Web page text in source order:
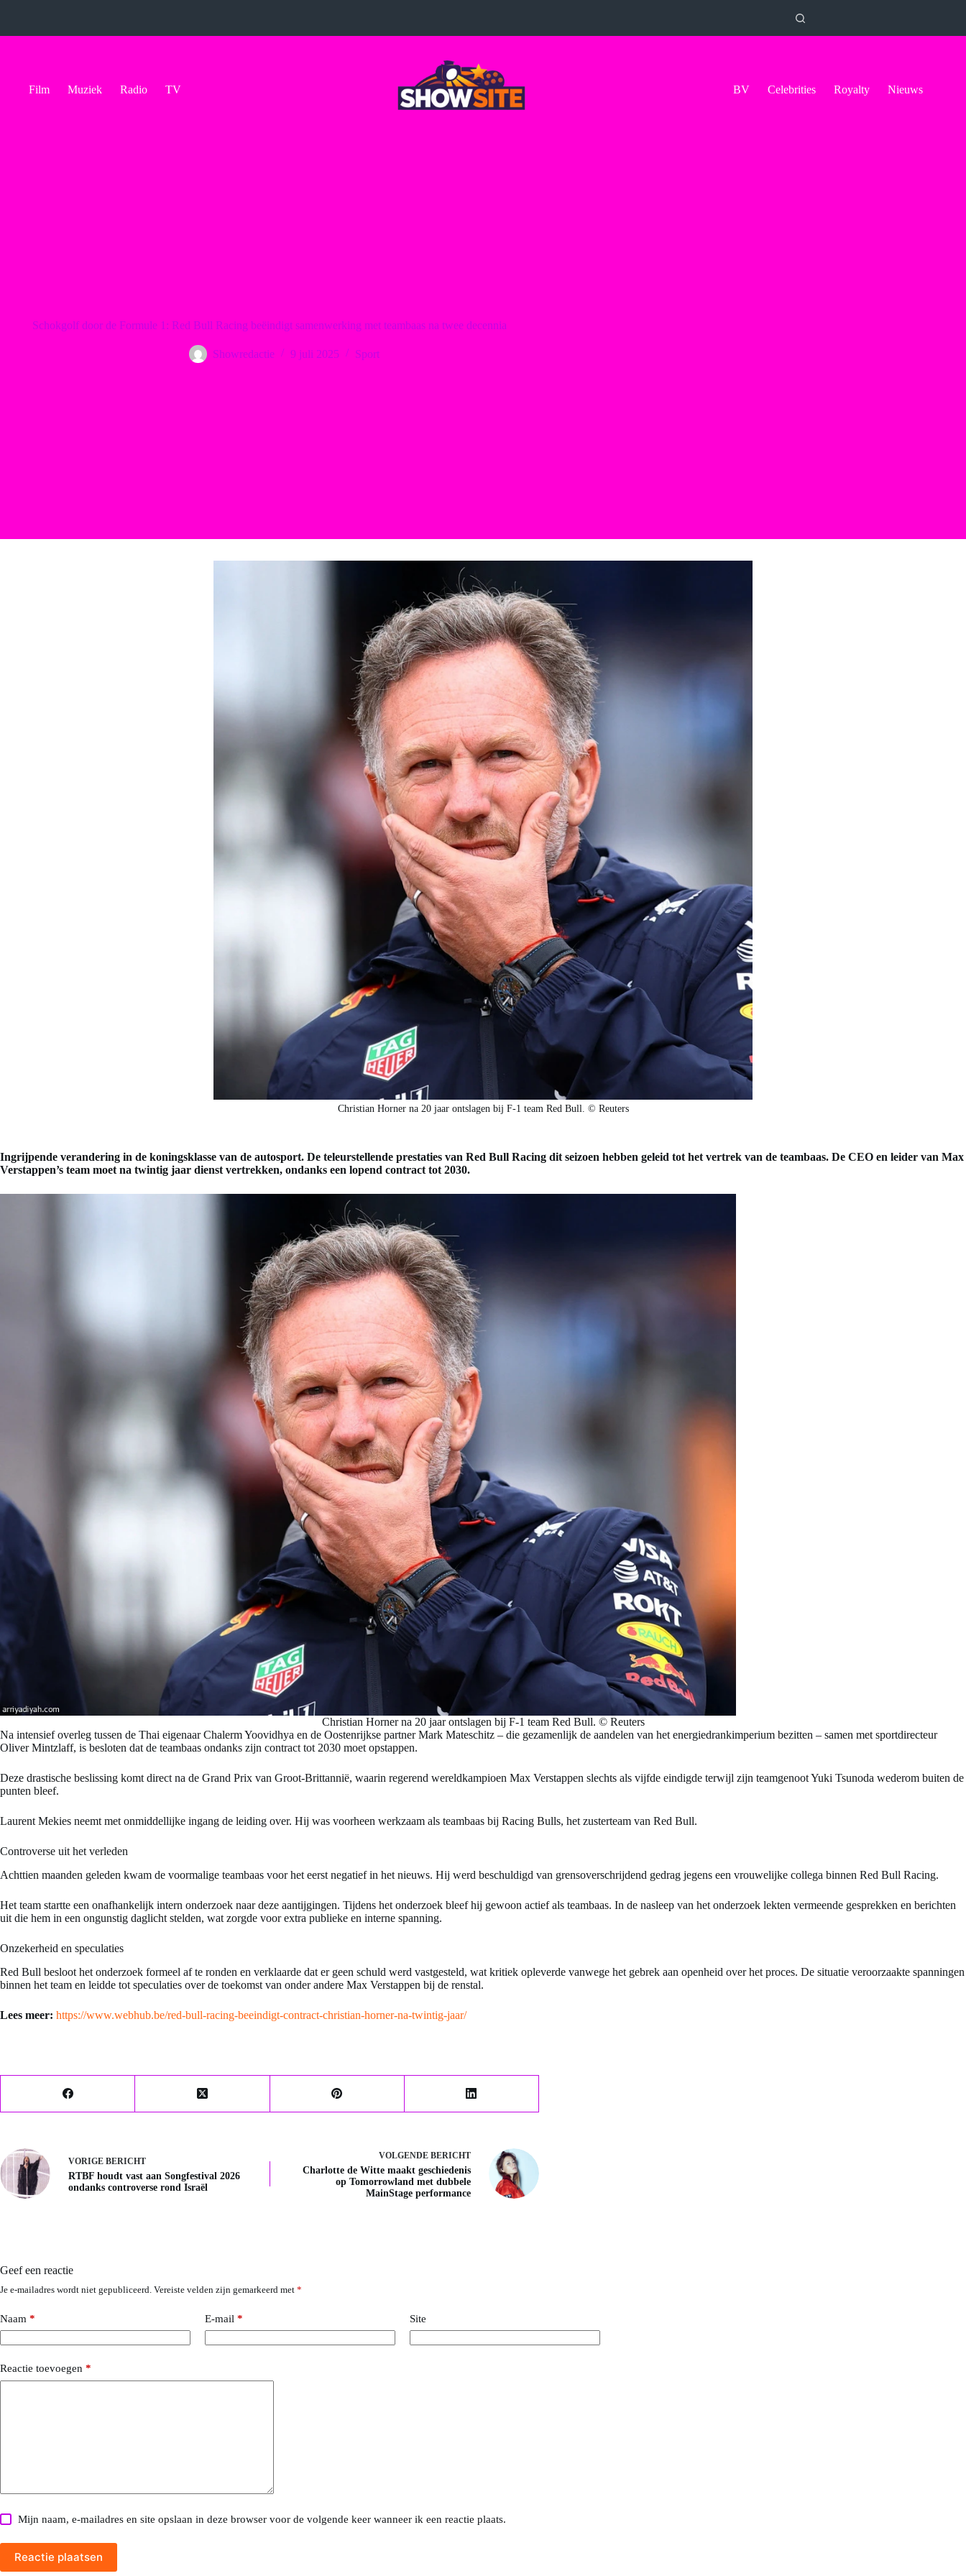
Film Muziek Radio TV BV Celebrities Royalty Nieuws
Schokgolf door de Formule 1: Red Bull Racing beëindigt samenwerking met teambaas na twee decennia
Showredactie 9 juli 2025 Sport
Christian Horner na 20 jaar ontslagen bij F-1 team Red Bull. © Reuters
Ingrijpende verandering in de koningsklasse van de autosport. De teleurstellende prestaties van Red Bull Racing dit seizoen hebben geleid tot het vertrek van de teambaas. De CEO en leider van Max
Verstappen’s team moet na twintig jaar dienst vertrekken, ondanks een lopend contract tot 2030.
Christian Horner na 20 jaar ontslagen bij F-1 team Red Bull. © Reuters
Na intensief overleg tussen de Thai eigenaar Chalerm Yoovidhya en de Oostenrijkse partner Mark Mateschitz – die gezamenlijk de aandelen van het energiedrankimperium bezitten – samen met sportdirecteur
Oliver Mintzlaff, is besloten dat de teambaas ondanks zijn contract tot 2030 moet opstappen.
Deze drastische beslissing komt direct na de Grand Prix van Groot-Brittannië, waarin regerend wereldkampioen Max Verstappen slechts als vijfde eindigde terwijl zijn teamgenoot Yuki Tsunoda wederom buiten de
punten bleef.
Laurent Mekies neemt met onmiddellijke ingang de leiding over. Hij was voorheen werkzaam als teambaas bij Racing Bulls, het zusterteam van Red Bull.
Controverse uit het verleden
Achttien maanden geleden kwam de voormalige teambaas voor het eerst negatief in het nieuws. Hij werd beschuldigd van grensoverschrijdend gedrag jegens een vrouwelijke collega binnen Red Bull Racing.
Het team startte een onafhankelijk intern onderzoek naar deze aantijgingen. Tijdens het onderzoek bleef hij gewoon actief als teambaas. In de nasleep van het onderzoek lekten vermeende gesprekken en berichten
uit die hem in een ongunstig daglicht stelden, wat zorgde voor extra publieke en interne spanning.
Onzekerheid en speculaties
Red Bull besloot het onderzoek formeel af te ronden en verklaarde dat er geen schuld werd vastgesteld, wat kritiek opleverde vanwege het gebrek aan openheid over het proces. De situatie veroorzaakte spanningen
binnen het team en leidde tot speculaties over de toekomst van onder andere Max Verstappen bij de renstal.
Lees meer: https://www.webhub.be/red-bull-racing-beeindigt-contract-christian-horner-na-twintig-jaar/
VORIGE BERICHT
RTBF houdt vast aan Songfestival 2026
ondanks controverse rond Israël
VOLGENDE BERICHT
Charlotte de Witte maakt geschiedenis
op Tomorrowland met dubbele
MainStage performance
Geef een reactie
Je e-mailadres wordt niet gepubliceerd. Vereiste velden zijn gemarkeerd met *
Naam * E-mail * Site
Reactie toevoegen *
Mijn naam, e-mailadres en site opslaan in deze browser voor de volgende keer wanneer ik een reactie plaats.
Reactie plaatsen